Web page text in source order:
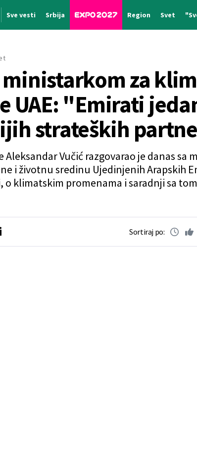
Sve vesti Srbija Region Svet
ministarkom za
UAE: "Emirati
strateških
Aleksandar Vučić razgovarao je danas sa
i životnu sredinu Ujedinjenih Arapskih
o klimatskim promenama i saradnji sa
Sortiraj po: